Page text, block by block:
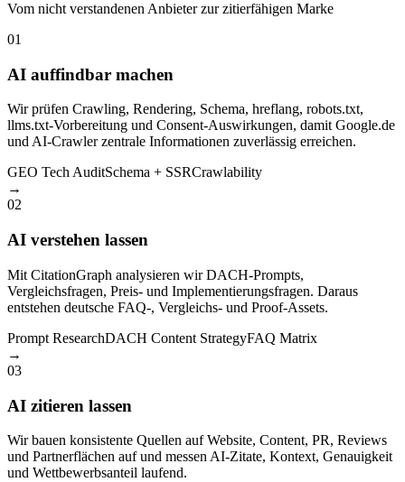
Vom nicht verstandenen Anbieter zur zitierfähigen Marke
01
AI auffindbar machen
Wir prüfen Crawling, Rendering, Schema, hreflang, robots.txt,
llms.txt-Vorbereitung und Consent-Auswirkungen, damit Google.de
und AI-Crawler zentrale Informationen zuverlässig erreichen.
GEO Tech AuditSchema + SSRCrawlability
→
02
AI verstehen lassen
Mit CitationGraph analysieren wir DACH-Prompts,
Vergleichsfragen, Preis- und Implementierungsfragen. Daraus
entstehen deutsche FAQ-, Vergleichs- und Proof-Assets.
Prompt ResearchDACH Content StrategyFAQ Matrix
→
03
AI zitieren lassen
Wir bauen konsistente Quellen auf Website, Content, PR, Reviews
und Partnerflächen auf und messen AI-Zitate, Kontext, Genauigkeit
und Wettbewerbsanteil laufend.